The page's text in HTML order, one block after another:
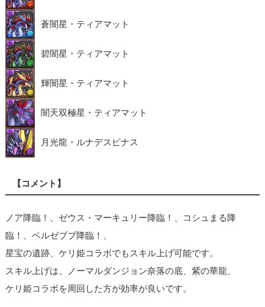
蒼闇星・ティアマット
碧闇星・ティアマット
輝闇星・ティアマット
闇天双極星・ティアマット
月光龍・ルナデスピナス
【コメント】
ノア降臨！、ゼウス・マーキュリー降臨！、コシュまる降
臨！、ベルゼブブ降臨！、
星宝の遺跡、ケリ姫コラボでもスキル上げ可能です。
スキル上げは、ノーマルダンジョン奈落の底、紫の華龍、
ケリ姫コラボを周回した方が効率が良いです。